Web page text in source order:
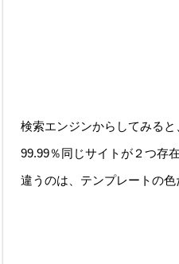
検索エンジンからしてみると
99.99％同じサイトが２つ存
違うのは、テンプレートの色